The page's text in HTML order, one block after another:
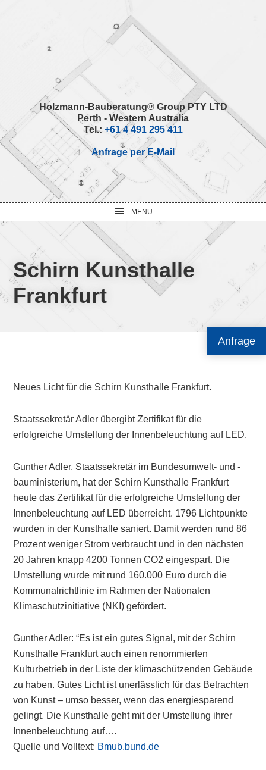
Anfrage
Holzmann-Bauberatung® Group PTY LTD
Perth - Western Australia
Tel.: +61 4 491 295 411
Anfrage per E-Mail
MENU
Schirn Kunsthalle
Frankfurt
Neues Licht für die Schirn Kunsthalle Frankfurt.
Staatssekretär Adler übergibt Zertifikat für die
erfolgreiche Umstellung der Innenbeleuchtung auf LED.
Gunther Adler, Staatssekretär im Bundesumwelt- und -
bauministerium, hat der Schirn Kunsthalle Frankfurt
heute das Zertifikat für die erfolgreiche Umstellung der
Innenbeleuchtung auf LED überreicht. 1796 Lichtpunkte
wurden in der Kunsthalle saniert. Damit werden rund 86
Prozent weniger Strom verbraucht und in den nächsten
20 Jahren knapp 4200 Tonnen CO2 eingespart. Die
Umstellung wurde mit rund 160.000 Euro durch die
Kommunalrichtlinie im Rahmen der Nationalen
Klimaschutzinitiative (NKI) gefördert.
Gunther Adler: “Es ist ein gutes Signal, mit der Schirn
Kunsthalle Frankfurt auch einen renommierten
Kulturbetrieb in der Liste der klimaschützenden Gebäude
zu haben. Gutes Licht ist unerlässlich für das Betrachten
von Kunst – umso besser, wenn das energiesparend
gelingt. Die Kunsthalle geht mit der Umstellung ihrer
Innenbeleuchtung auf….
Quelle und Volltext: Bmub.bund.de